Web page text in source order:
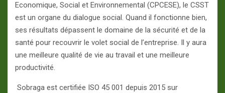
Economique, Social et Environnemental (CPCESE), le CSST
est un organe du dialogue social. Quand il fonctionne bien,
ses résultats dépassent le domaine de la sécurité et de la
santé pour recouvrir le volet social de l’entreprise. Il y aura
une meilleure qualité de vie au travail et une meilleure
productivité.
Sobraga est certifiée ISO 45 001 depuis 2015 sur